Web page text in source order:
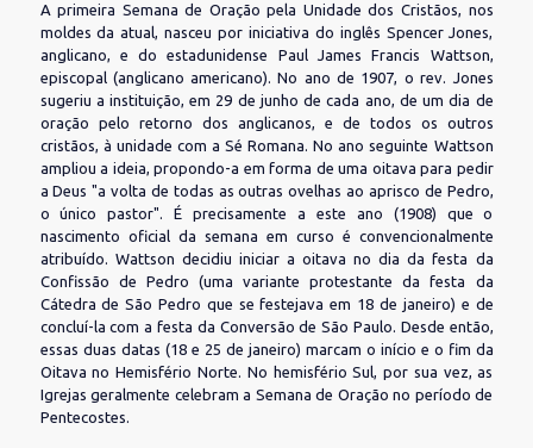
A primeira Semana de Oração pela Unidade dos Cristãos, nos
moldes da atual, nasceu por iniciativa do inglês Spencer Jones,
anglicano, e do estadunidense Paul James Francis Wattson,
episcopal (anglicano americano). No ano de 1907, o rev. Jones
sugeriu a instituição, em 29 de junho de cada ano, de um dia de
oração pelo retorno dos anglicanos, e de todos os outros
cristãos, à unidade com a Sé Romana. No ano seguinte Wattson
ampliou a ideia, propondo-a em forma de uma oitava para pedir
a Deus "a volta de todas as outras ovelhas ao aprisco de Pedro,
o único pastor". É precisamente a este ano (1908) que o
nascimento oficial da semana em curso é convencionalmente
atribuído. Wattson decidiu iniciar a oitava no dia da festa da
Confissão de Pedro (uma variante protestante da festa da
Cátedra de São Pedro que se festejava em 18 de janeiro) e de
concluí-la com a festa da Conversão de São Paulo. Desde então,
essas duas datas (18 e 25 de janeiro) marcam o início e o fim da
Oitava no Hemisfério Norte. No hemisfério Sul, por sua vez, as
Igrejas geralmente celebram a Semana de Oração no período de
Pentecostes.